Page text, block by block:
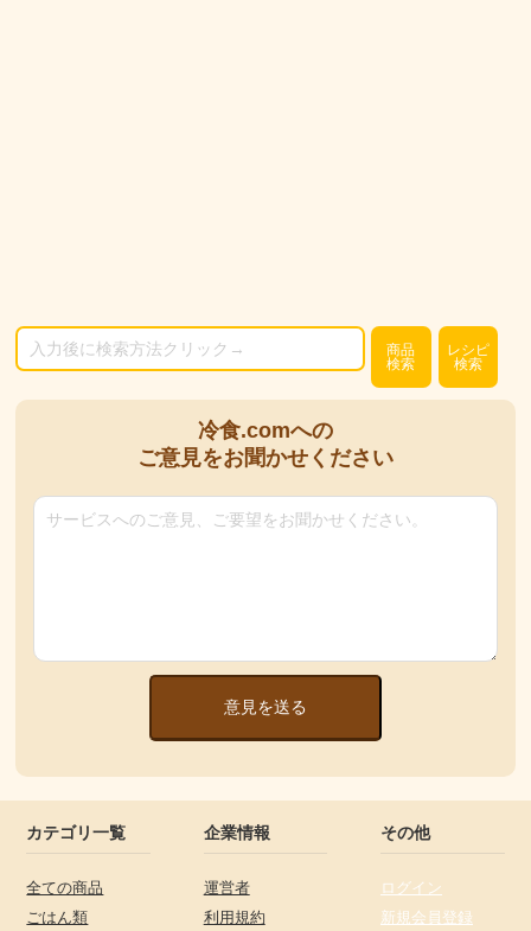
商品
検索
レシピ
検索
冷食.comへの
ご意見をお聞かせください
意見を送る
カテゴリ一覧
全ての商品
ごはん類
企業情報
運営者
利用規約
その他
ログイン
新規会員登録